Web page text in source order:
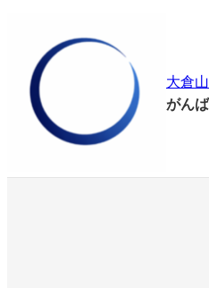
大倉
がん